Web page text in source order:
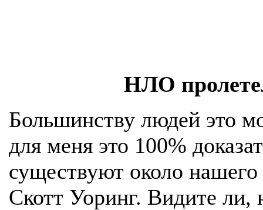
НЛО
Большинству людей это
для меня это 100%
существуют около
Скотт Уоринг. Видите ли,